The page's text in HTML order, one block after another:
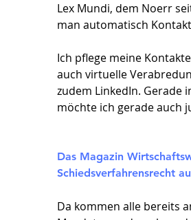
Lex Mundi, dem Noerr
man automatisch
Ich pflege meine
auch virtuelle
zudem LinkedIn. Gerade
möchte ich gerade auch
Das Magazin
Schiedsverfahrensrecht
Da kommen alle bereits